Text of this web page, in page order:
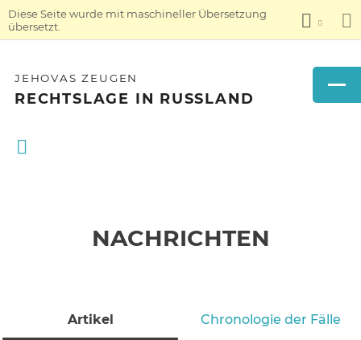
Diese Seite wurde mit maschineller Übersetzung
übersetzt.
JEHOVAS ZEUGEN
RECHTSLAGE IN RUSSLAND
NACHRICHTEN
Artikel Chronologie der Fälle